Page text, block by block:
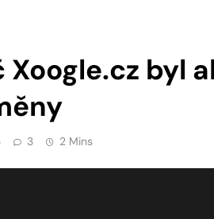
byl
3 2 Mins